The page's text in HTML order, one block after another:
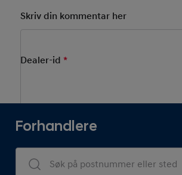
Skriv din kommentar her
Dealer-id*
Forhandlere
Dealers Search